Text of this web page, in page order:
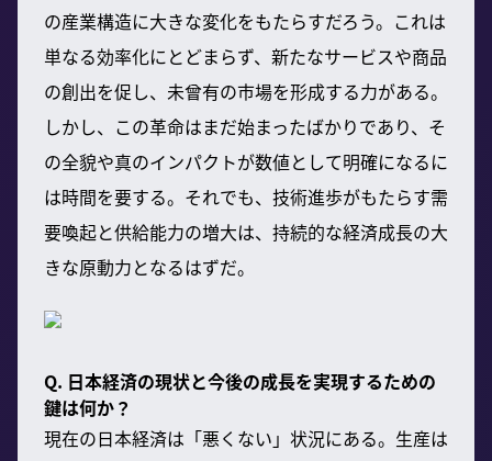
の産業構造に大きな変化をもたらすだろう。これは
単なる効率化にとどまらず、新たなサービスや商品
の創出を促し、未曾有の市場を形成する力がある。
しかし、この革命はまだ始まったばかりであり、そ
の全貌や真のインパクトが数値として明確になるに
は時間を要する。それでも、技術進歩がもたらす需
要喚起と供給能力の増大は、持続的な経済成長の大
きな原動力となるはずだ。
Q. 日本経済の現状と今後の成長を実現するための
鍵は何か？
現在の日本経済は「悪くない」状況にある。生産は